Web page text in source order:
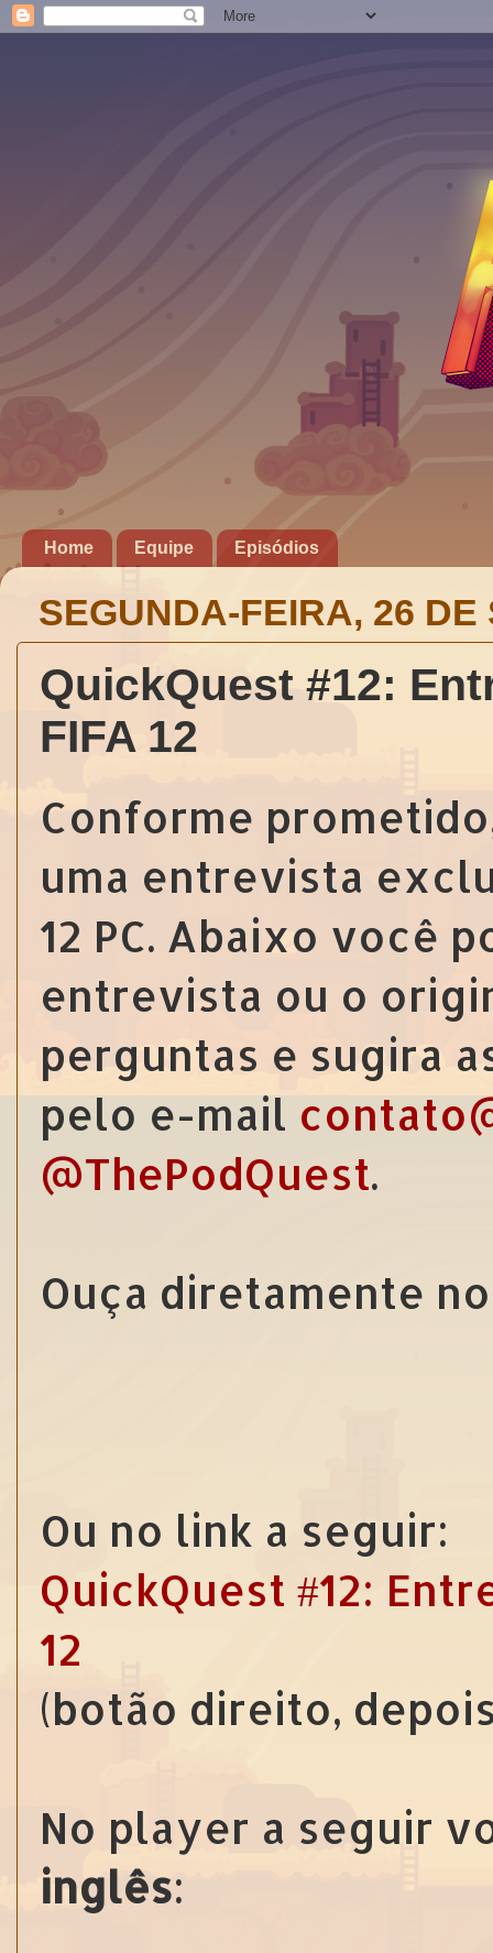
Home Equipe Episódios
SEGUNDA-FEIRA, 26 DE
QuickQuest #12:
FIFA 12
Conforme
uma entrevista
12 PC. Abaixo você
entrevista ou o
perguntas e sugira
pelo e-mail
@ThePodQuest.
Ouça diretamente
Ou no link a seguir:
QuickQuest #12:
12
(botão direito,
No player a seguir
inglês: